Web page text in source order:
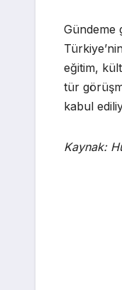
Gündeme
eğitim,
tür
kabul
Kaynak: